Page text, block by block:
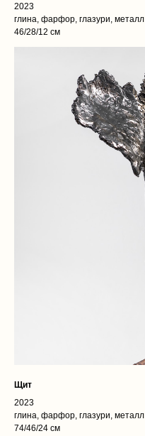
2023
глина, фарфор, глазури, металл
46/28/12 см
Щит
2023
глина, фарфор, глазури, металл
74/46/24 см